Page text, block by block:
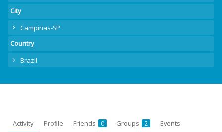
City
Campinas-SP
Country
Brazil
Activity Profile Friends 0 Groups 2 Events